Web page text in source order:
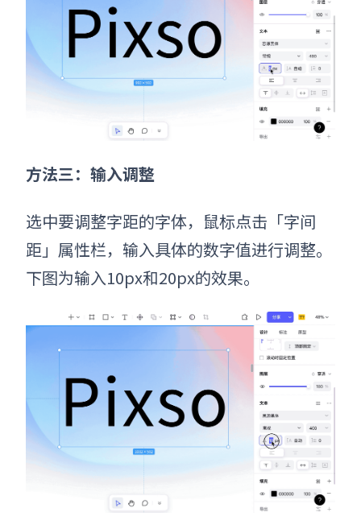
方法三：输入调整
选中要调整字距的字体，鼠标点击「字间
距」属性栏，输入具体的数字值进行调整。
下图为输入10px和20px的效果。